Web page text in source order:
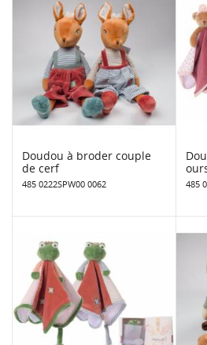
Doudou à broder couple
de cerf
485 0222SPW00 0062 485